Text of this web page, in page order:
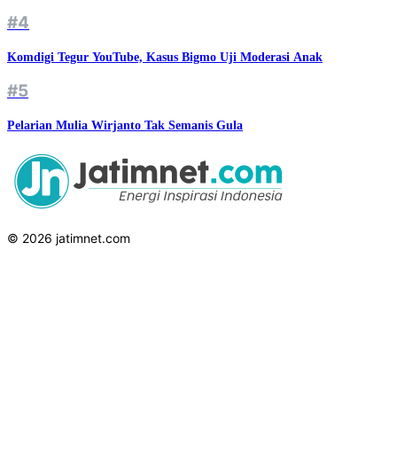
#4
Komdigi Tegur YouTube, Kasus Bigmo Uji Moderasi Anak
#5
Pelarian Mulia Wirjanto Tak Semanis Gula
© 2026 jatimnet.com